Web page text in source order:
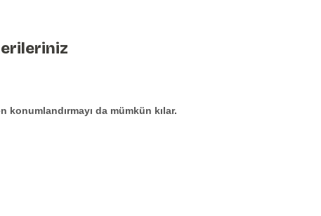
da mümkün kılar.